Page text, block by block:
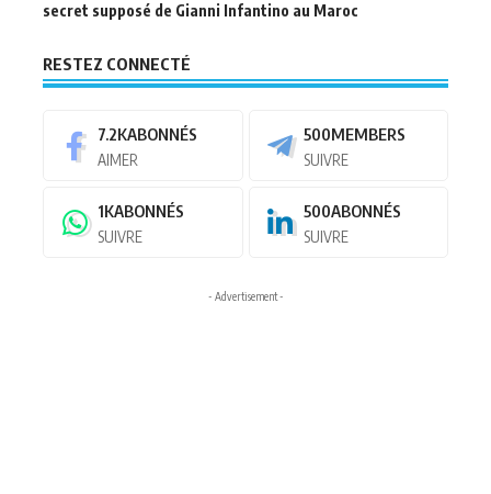
secret supposé de Gianni Infantino au Maroc
RESTEZ CONNECTÉ
7.2KABONNÉS
AIMER
500MEMBERS
SUIVRE
1KABONNÉS
SUIVRE
500ABONNÉS
SUIVRE
- Advertisement -